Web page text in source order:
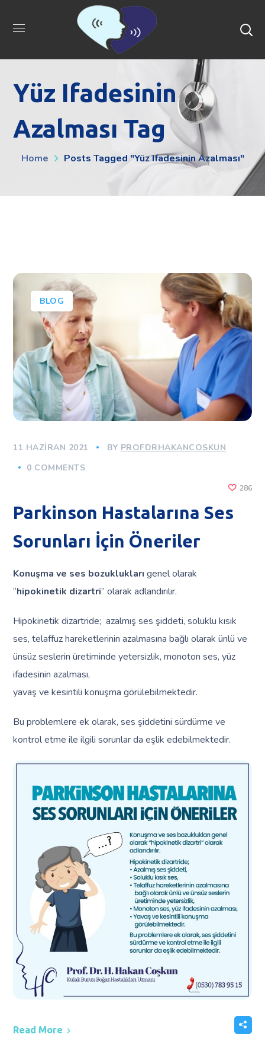
Yüz Ifadesinin
Azalması Tag
Home Posts Tagged "yüz Ifadesinin Azalması"
BLOG
11 HAZIRAN 2021 BY PROFDRHAKANCOSKUN
0 COMMENTS
286
Parkinson Hastalarına Ses
Sorunları İçin Öneriler
Konuşma ve ses bozuklukları genel olarak
“hipokinetik dizartri” olarak adlandırılır.
Hipokinetik dizartride; azalmış ses şiddeti, soluklu kısık
ses, telaffuz hareketlerinin azalmasına bağlı olarak ünlü ve
ünsüz seslerin üretiminde yetersizlik, monoton ses, yüz
ifadesinin azalması,
yavaş ve kesintili konuşma görülebilmektedir.
Bu problemlere ek olarak, ses şiddetini sürdürme ve
kontrol etme ile ilgili sorunlar da eşlik edebilmektedir.
Read More